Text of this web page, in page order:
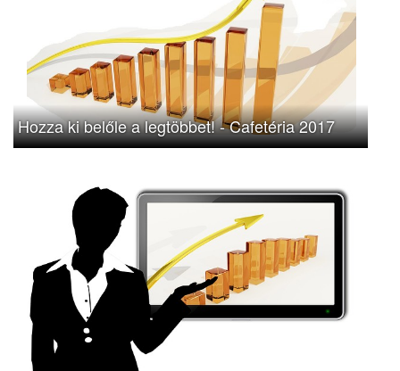
Hozza ki belőle a legtöbbet! - Cafetéria 2017